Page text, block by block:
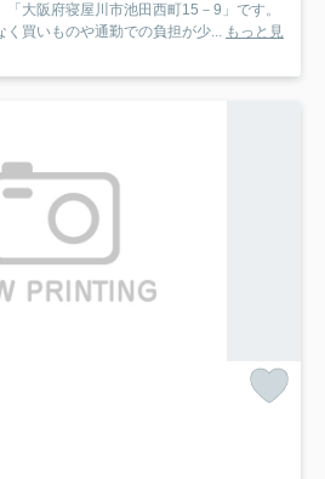
大阪府寝屋川市池田西町15－9」です。
買いものや通勤での負担が少... もっと見